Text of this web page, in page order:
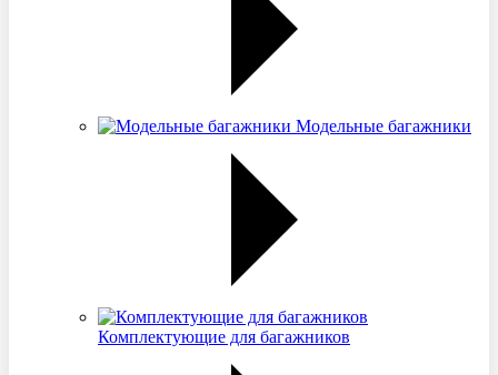
Модельные багажники
Комплектующие для багажников